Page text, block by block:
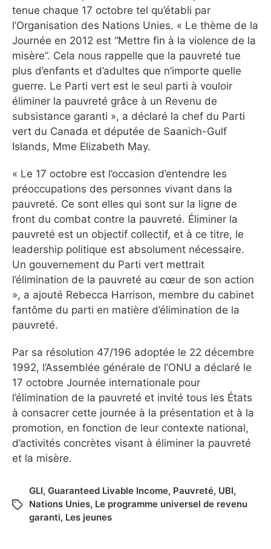
tenue chaque 17 octobre tel qu’établi par
l’Organisation des Nations Unies. « Le thème de la
Journée en 2012 est “Mettre fin à la violence de la
misère”. Cela nous rappelle que la pauvreté tue
plus d’enfants et d’adultes que n’importe quelle
guerre. Le Parti vert est le seul parti à vouloir
éliminer la pauvreté grâce à un Revenu de
subsistance garanti », a déclaré la chef du Parti
vert du Canada et députée de Saanich-Gulf
Islands, Mme Elizabeth May.
« Le 17 octobre est l’occasion d’entendre les
préoccupations des personnes vivant dans la
pauvreté. Ce sont elles qui sont sur la ligne de
front du combat contre la pauvreté. Éliminer la
pauvreté est un objectif collectif, et à ce titre, le
leadership politique est absolument nécessaire.
Un gouvernement du Parti vert mettrait
l’élimination de la pauvreté au cœur de son action
», a ajouté Rebecca Harrison, membre du cabinet
fantôme du parti en matière d’élimination de la
pauvreté.
Par sa résolution 47/196 adoptée le 22 décembre
1992, l’Assemblée générale de l’ONU a déclaré le
17 octobre Journée internationale pour
l’élimination de la pauvreté et invité tous les États
à consacrer cette journée à la présentation et à la
promotion, en fonction de leur contexte national,
d’activités concrètes visant à éliminer la pauvreté
et la misère.
GLI, Guaranteed Livable Income, Pauvreté, UBI,
Nations Unies, Le programme universel de revenu
garanti, Les jeunes